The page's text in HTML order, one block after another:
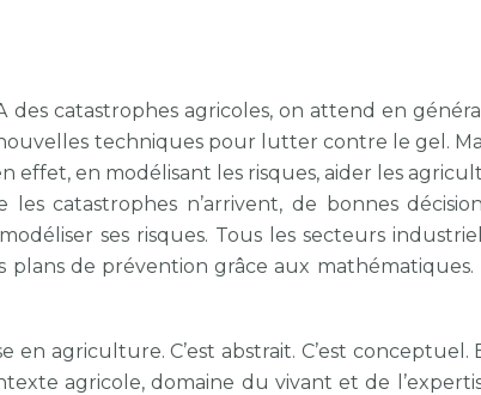
des catastrophes agricoles, on attend en
techniques pour lutter contre le gel.
effet, en modélisant les risques, aider les
catastrophes n’arrivent, de bonnes
ses risques. Tous les secteurs
de prévention grâce aux mathématiques.
en agriculture. C’est abstrait. C’est conceptuel.
agricole, domaine du vivant et de